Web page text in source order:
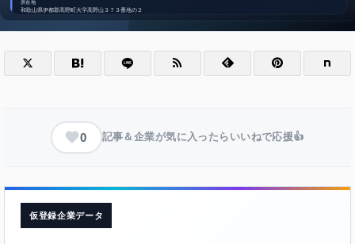
0 記事＆企業が気に入ったらいいねで応援👍
仮登録企業データ